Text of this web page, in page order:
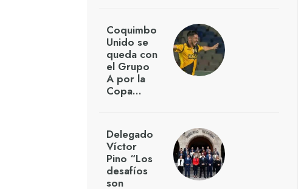
Coquimbo
Unido se
queda con
el Grupo
A por la
Copa…
Delegado
Víctor
Pino “Los
desafíos
son